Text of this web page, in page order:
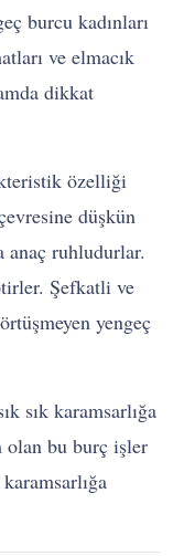
burcu kadınları
ve elmacık
dikkat
özelliği
düşkün
anaç ruhludurlar.
Şefkatli ve
yengeç
sık karamsarlığa
olan bu burç işler